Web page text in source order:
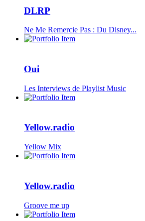
DLRP
Ne Me Remercie Pas : Du Disney...
Oui
Les Interviews de Playlist Music
Yellow.radio
Yellow Mix
Yellow.radio
Groove me up